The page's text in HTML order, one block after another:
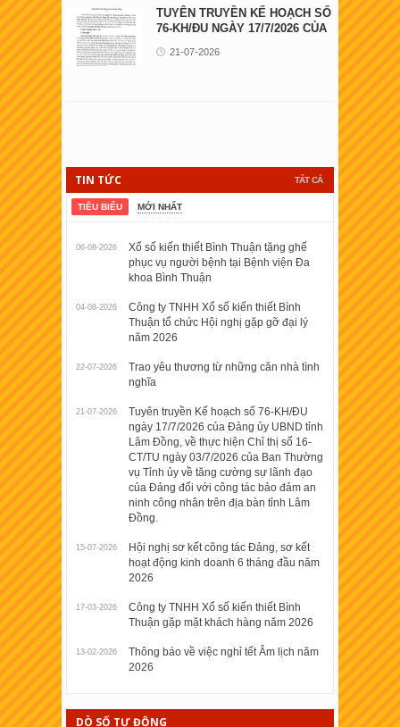
TUYÊN TRUYỀN KẾ HOẠCH SỐ
76-KH/ĐU NGÀY 17/7/2026 CỦA
21-07-2026
TẤT CẢ
TIN TỨC
TIÊU BIỂU MỚI NHẤT
06-08-2026
Xổ số kiến thiết Bình Thuận tặng ghế
phục vụ người bệnh tại Bệnh viện Đa
khoa Bình Thuận
04-08-2026
Công ty TNHH Xổ số kiến thiết Bình
Thuận tổ chức Hội nghị gặp gỡ đại lý
năm 2026
22-07-2026
Trao yêu thương từ những căn nhà tình
nghĩa
21-07-2026
Tuyên truyền Kế hoạch số 76-KH/ĐU
ngày 17/7/2026 của Đảng ủy UBND tỉnh
Lâm Đồng, về thực hiện Chỉ thị số 16-
CT/TU ngày 03/7/2026 của Ban Thường
vụ Tỉnh ủy về tăng cường sự lãnh đạo
của Đảng đối với công tác bảo đảm an
ninh công nhân trên địa bàn tỉnh Lâm
Đồng.
15-07-2026
Hội nghị sơ kết công tác Đảng, sơ kết
hoạt động kinh doanh 6 tháng đầu năm
2026
17-03-2026
Công ty TNHH Xổ số kiến thiết Bình
Thuận gặp mặt khách hàng năm 2026
13-02-2026
Thông báo về việc nghỉ tết Âm lịch năm
2026
DÒ SỐ TỰ ĐỘNG